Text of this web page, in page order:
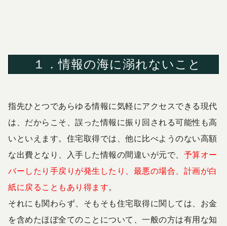
１．情報の海に溺れないこと
指先ひとつであらゆる情報に気軽にアクセスできる現代
は、だからこそ、誤った情報に振り回される可能性も高
いといえます。住宅取得では、他に比べようのない高額
な出費となり、入手した情報の間違いが元で、 予算オー
バーしたり手戻りが発生したり、最悪の場合、計画が白
紙に戻ることもあり得ます。
それにも関わらず、そもそも住宅取得に関しては、お金
を含めたほぼ全てのことについて、一般の方は有用な知